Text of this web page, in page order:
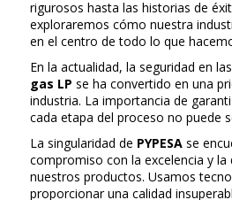
rigurosos hasta las historias de
exploraremos cómo nuestra
en el centro de todo lo que
En la actualidad, la seguridad en las
gas LP se ha convertido en una
industria. La importancia de
cada etapa del proceso no puede
La singularidad de PYPESA se
compromiso con la excelencia y la
nuestros productos. Usamos
proporcionar una calidad